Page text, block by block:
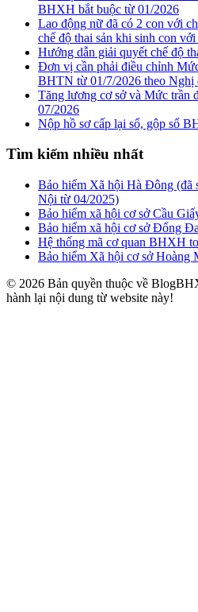
BHXH bắt buộc từ 01/2026
Lao động nữ đã có 2 con với
chế độ thai sản khi sinh con
Hướng dẫn giải quyết chế độ
Đơn vị cần phải điều chỉnh
BHTN từ 01/7/2026 theo Nghị
Tăng lương cơ sở và Mức
07/2026
Nộp hồ sơ cấp lại sổ, gộp sổ
Tìm kiếm nhiều nhất
Bảo hiểm Xã hội Hà Đông (đã
Nội từ 04/2025)
Bảo hiểm xã hội cơ sở Cầu
Bảo hiểm xã hội cơ sở Đống Đa
Hệ thống mã cơ quan BHXH
Bảo hiểm Xã hội cơ sở Hoàng
© 2026 Bản quyền thuộc về
hành lại nội dung từ website này!